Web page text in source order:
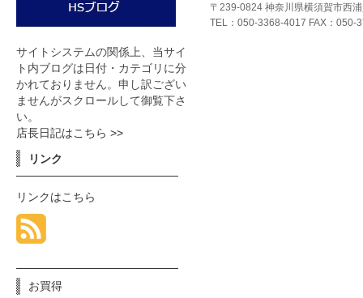
〒239-0824 神奈川県横須賀市西
TEL：050-3368-4017 FAX：050-
サイトシステムの関係上、当サイ
ト内ブログは日付・カテゴリに分
かれておりません。申し訳ござい
ませんがスクロールして御覧下さ
い。
店長日記はこちら >>
リンク
リンクはこちら
お買得